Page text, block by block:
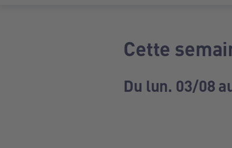
Cette
Du lun. 03/08